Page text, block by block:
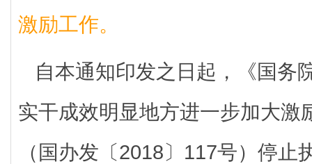
激励工作。
自本通知印发之日起，《国务
实干成效明显地方进一步加大激
（国办发〔2018〕117号）停止